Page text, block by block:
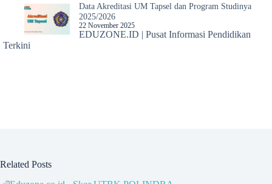
Data Akreditasi UM Tapsel dan Program Studinya
2025/2026
22 November 2025
EDUZONE.ID | Pusat Informasi Pendidikan
Terkini
Related Posts